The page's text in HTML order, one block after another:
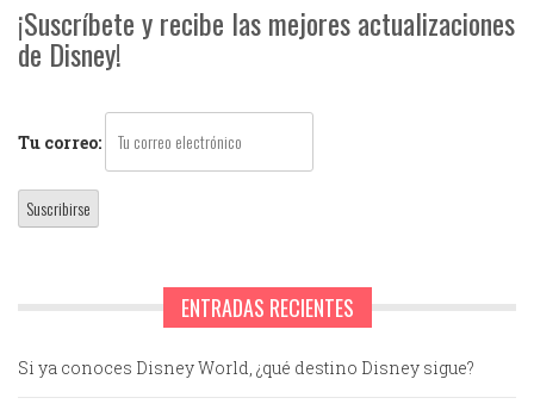
¡Suscríbete y recibe las mejores actualizaciones
de Disney!
Tu correo:
ENTRADAS RECIENTES
Si ya conoces Disney World, ¿qué destino Disney sigue?